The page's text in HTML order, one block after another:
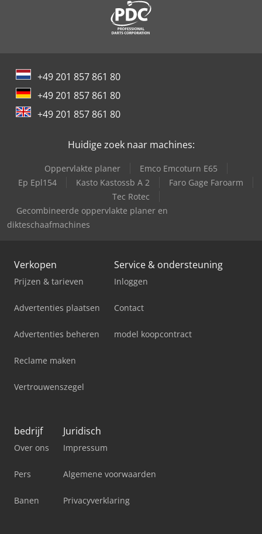
+49 201 857 861 80
+49 201 857 861 80
+49 201 857 861 80
Huidige zoek naar machines:
Oppervlakte planer
Emco Emcoturn E65
Ep Epl154
Kasto Kastossb A 2
Faro Gage Faroarm
Tec Rotec
Gecombineerde oppervlakte planer en
dikteschaafmachines
Verkopen
Prijzen & tarieven
Advertenties plaatsen
Advertenties beheren
Reclame maken
Vertrouwenszegel
Service & ondersteuning
Inloggen
Contact
model koopcontract
bedrijf
Over ons
Pers
Banen
Juridisch
Impressum
Algemene voorwaarden
Privacyverklaring